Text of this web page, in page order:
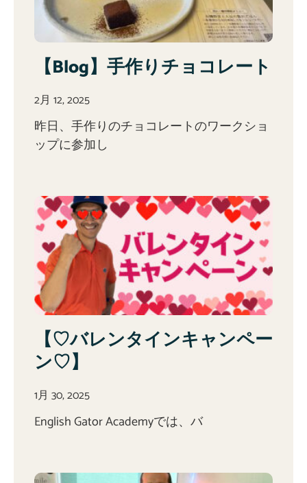
【Blog】手作りチョコレート
2月 12, 2025
昨日、手作りのチョコレートのワークショ
ップに参加し
【♡バレンタインキャンペー
ン♡】
1月 30, 2025
English Gator Academyでは、バ